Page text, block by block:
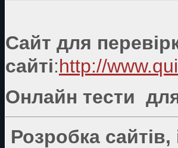
Сайт для
сайті:http://
Онлайн тести
Розробка